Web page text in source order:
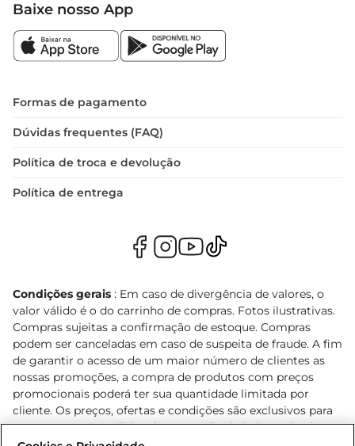
Baixe nosso App
Formas de pagamento
Dúvidas frequentes (FAQ)
Política de troca e devolução
Política de entrega
Condições gerais : Em caso de divergência de valores, o
valor válido é o do carrinho de compras. Fotos ilustrativas.
Compras sujeitas a confirmação de estoque. Compras
podem ser canceladas em caso de suspeita de fraude. A fim
de garantir o acesso de um maior número de clientes as
nossas promoções, a compra de produtos com preços
promocionais poderá ter sua quantidade limitada por
cliente. Os preços, ofertas e condições são exclusivos para
o e-commerce e válidos durante o dia de hoje, podendo